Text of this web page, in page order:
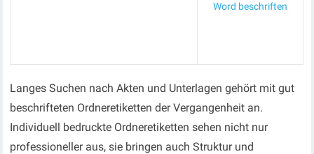
Word beschriften
Langes Suchen nach Akten und Unterlagen gehört mit gut
beschrifteten Ordneretiketten der Vergangenheit an.
Individuell bedruckte Ordneretiketten sehen nicht nur
professioneller aus, sie bringen auch Struktur und